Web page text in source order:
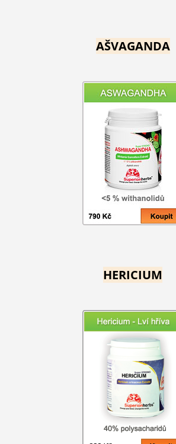
AŠVAGANDA
HERICIUM